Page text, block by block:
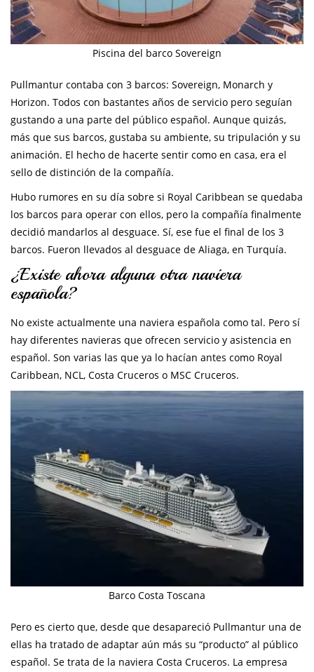
Piscina del barco Sovereign
Pullmantur contaba con 3 barcos: Sovereign, Monarch y
Horizon. Todos con bastantes años de servicio pero seguían
gustando a una parte del público español. Aunque quizás,
más que sus barcos, gustaba su ambiente, su tripulación y su
animación. El hecho de hacerte sentir como en casa, era el
sello de distinción de la compañía.
Hubo rumores en su día sobre si Royal Caribbean se quedaba
los barcos para operar con ellos, pero la compañía finalmente
decidió mandarlos al desguace. Sí, ese fue el final de los 3
barcos. Fueron llevados al desguace de Aliaga, en Turquía.
¿Existe ahora alguna otra naviera
española?
No existe actualmente una naviera española como tal. Pero sí
hay diferentes navieras que ofrecen servicio y asistencia en
español. Son varias las que ya lo hacían antes como Royal
Caribbean, NCL, Costa Cruceros o MSC Cruceros.
Barco Costa Toscana
Pero es cierto que, desde que desapareció Pullmantur una de
ellas ha tratado de adaptar aún más su “producto” al público
español. Se trata de la naviera Costa Cruceros. La empresa